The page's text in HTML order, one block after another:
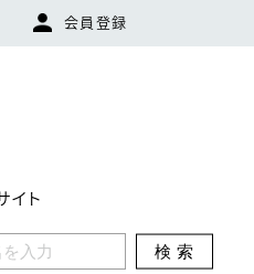
会員登録
イト
検索